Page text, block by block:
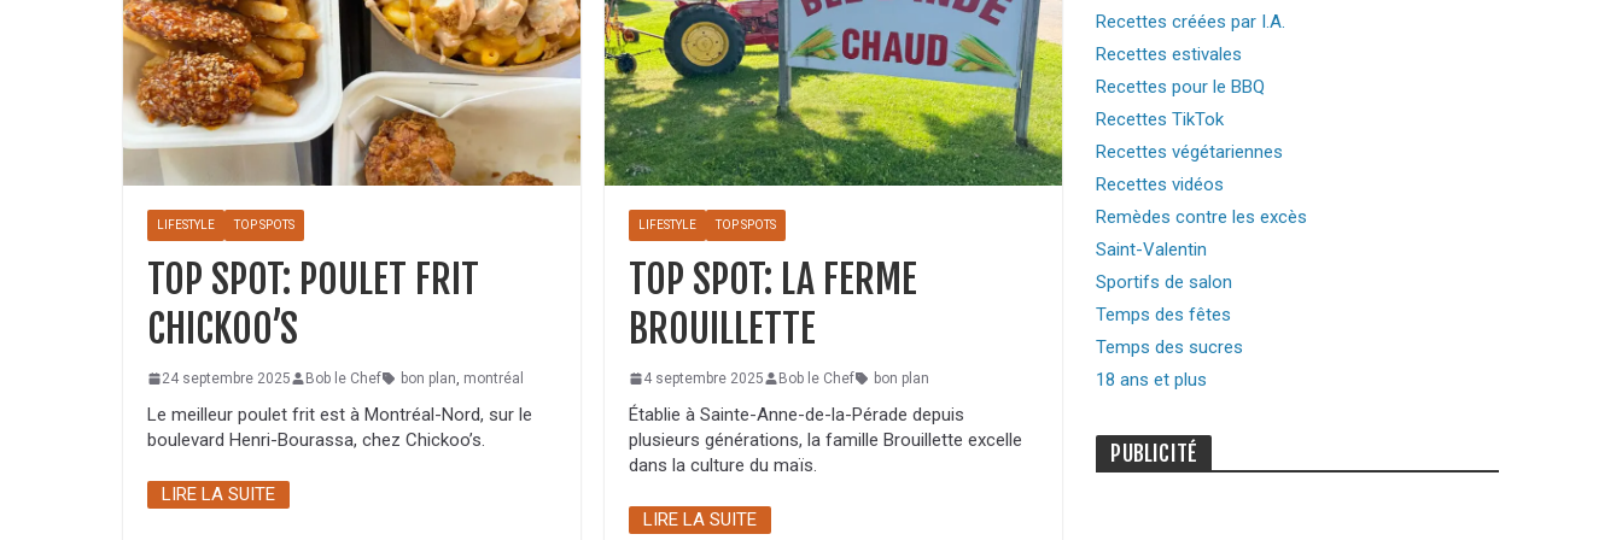
LIFESTYLE TOP SPOTS
TOP SPOT: POULET FRIT
CHICKOO’S
24 septembre 2025 Bob le Chef bon plan, montréal
Le meilleur poulet frit est à Montréal-Nord, sur le
boulevard Henri-Bourassa, chez Chickoo’s.
LIRE LA SUITE
LIFESTYLE TOP SPOTS
TOP SPOT: LA FERME
BROUILLETTE
4 septembre 2025 Bob le Chef bon plan
Établie à Sainte-Anne-de-la-Pérade depuis
plusieurs générations, la famille Brouillette excelle
dans la culture du maïs.
LIRE LA SUITE
Recettes créées par I.A.
Recettes estivales
Recettes pour le BBQ
Recettes TikTok
Recettes végétariennes
Recettes vidéos
Remèdes contre les excès
Saint-Valentin
Sportifs de salon
Temps des fêtes
Temps des sucres
18 ans et plus
PUBLICITÉ